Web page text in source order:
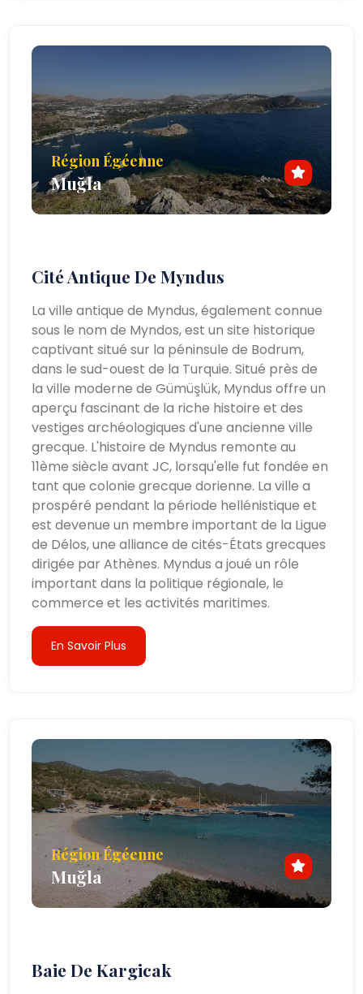
Région Égéenne
Muğla
Cité Antique De Myndus
La ville antique de Myndus, également connue
sous le nom de Myndos, est un site historique
captivant situé sur la péninsule de Bodrum,
dans le sud-ouest de la Turquie. Situé près de
la ville moderne de Gümüşlük, Myndus offre un
aperçu fascinant de la riche histoire et des
vestiges archéologiques d'une ancienne ville
grecque. L'histoire de Myndus remonte au
11ème siècle avant JC, lorsqu'elle fut fondée en
tant que colonie grecque dorienne. La ville a
prospéré pendant la période hellénistique et
est devenue un membre important de la Ligue
de Délos, une alliance de cités-États grecques
dirigée par Athènes. Myndus a joué un rôle
important dans la politique régionale, le
commerce et les activités maritimes.
En Savoir Plus
Région Égéenne
Muğla
Baie De Kargicak